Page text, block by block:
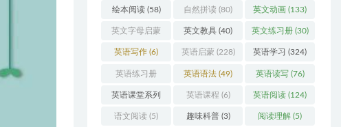
绘本阅读(58) 自然拼读 (80) 英文动画 (133)
英文字母启蒙
(48)
英文教具 (40) 英文练习册(30)
英语写作 (6) 英语启蒙 (228) 英语学习 (324)
英语练习册
(108)
英语语法 (49) 英语读写(76)
英语课堂系列
(3)
英语课程 (6) 英语阅读 (124)
语文阅读 (5) 趣味科普(3) 阅读理解 (5)